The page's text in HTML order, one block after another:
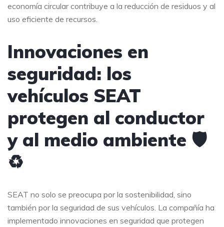
economía circular contribuye a la reducción de residuos y al
uso eficiente de recursos.
Innovaciones en
seguridad: los
vehículos SEAT
protegen al conductor
y al medio ambiente 🛡️
♻️
SEAT no solo se preocupa por la sostenibilidad, sino
también por la seguridad de sus vehículos. La compañía ha
implementado innovaciones en seguridad que protegen